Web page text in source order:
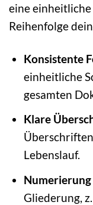
eine
Reihenfolge
Konsistente
einheitliche
gesamten
Klare
Lebenslauf.
Gliederung,